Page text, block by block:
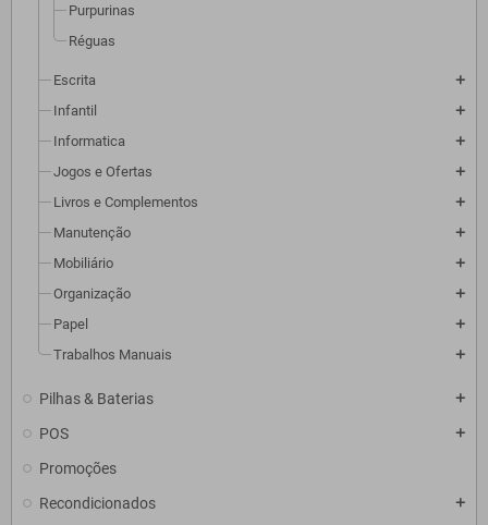
Purpurinas
Réguas
Escrita add
Infantil add
Informatica add
Jogos e Ofertas add
Livros e Complementos add
Manutenção add
Mobiliário add
Organização add
Papel add
Trabalhos Manuais add
Pilhas & Baterias add
POS add
Promoções
Recondicionados
add